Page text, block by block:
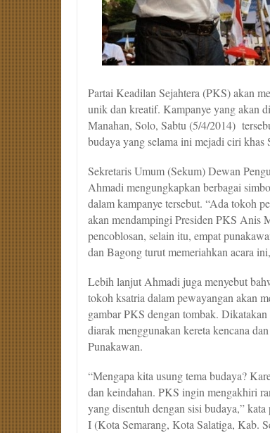
Partai Keadilan Sejahtera (PKS) akan
unik dan kreatif. Kampanye yang akan
Manahan, Solo, Sabtu (5/4/2014)
budaya yang selama ini mejadi ciri khas
Sekretaris Umum (Sekum) Dewan
Ahmadi mengungkapkan berbagai
dalam kampanye tersebut. “Ada tokoh
akan mendampingi Presiden PKS Anis
pencoblosan, selain itu, empat
dan Bagong turut memeriahkan acara
Lebih lanjut Ahmadi juga menyebut
tokoh ksatria dalam pewayangan akan
gambar PKS dengan tombak.
diarak menggunakan kereta kencana
Punakawan.
“Mengapa kita usung tema budaya?
dan keindahan. PKS ingin mengakhiri
yang disentuh dengan sisi budaya,”
I (Kota Semarang, Kota Salatiga, Kab.